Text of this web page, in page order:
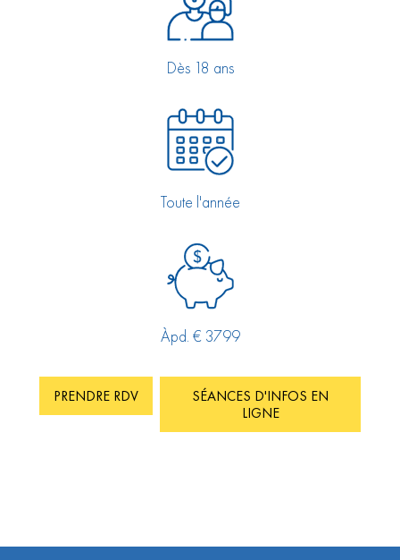
Dès 18 ans
Toute l'année
Àpd. € 3799
PRENDRE RDV
SÉANCES D'INFOS EN
LIGNE